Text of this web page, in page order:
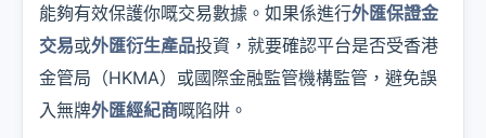
能夠有效保護你嘅交易數據。如果係進行外匯保證金
交易或外匯衍生產品投資，就要確認平台是否受香港
金管局（HKMA）或國際金融監管機構監管，避免誤
入無牌外匯經紀商嘅陷阱。